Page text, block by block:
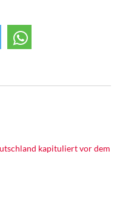
kapituliert vor dem